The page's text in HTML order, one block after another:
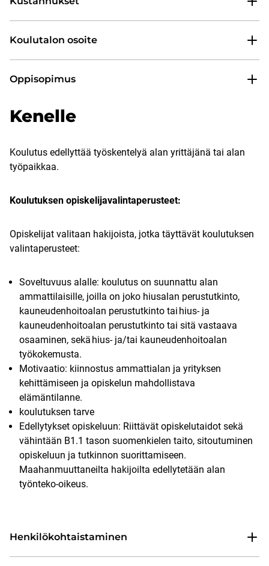
Koulutalon osoite
Oppisopimus
Kenelle
Koulutus edellyttää työskentelyä alan yrittäjänä tai alan
työpaikkaa.
Koulutuksen opiskelijavalintaperusteet:
Opiskelijat valitaan hakijoista, jotka täyttävät koulutuksen
valintaperusteet:
Soveltuvuus alalle: koulutus on suunnattu alan
ammattilaisille, joilla on joko hiusalan perustutkinto,
kauneudenhoitoalan perustutkinto tai hius- ja
kauneudenhoitoalan perustutkinto tai sitä vastaava
osaaminen, sekä hius- ja/tai kauneudenhoitoalan
työkokemusta.
Motivaatio: kiinnostus ammattialan ja yrityksen
kehittämiseen ja opiskelun mahdollistava
elämäntilanne.
koulutuksen tarve
Edellytykset opiskeluun: Riittävät opiskelutaidot sekä
vähintään B1.1 tason suomenkielen taito, sitoutuminen
opiskeluun ja tutkinnon suorittamiseen.
Maahanmuuttaneilta hakijoilta edellytetään alan
työnteko-oikeus.
Henkilökohtaistaminen